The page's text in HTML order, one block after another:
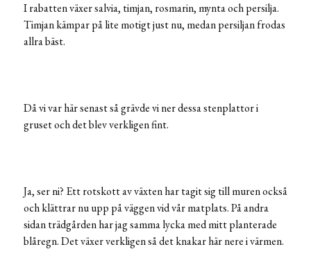
I rabatten växer salvia, timjan, rosmarin, mynta och persilja.
Timjan kämpar på lite motigt just nu, medan persiljan frodas
allra bäst.
Då vi var här senast så grävde vi ner dessa stenplattor i
gruset och det blev verkligen fint.
Ja, ser ni? Ett rotskott av växten har tagit sig till muren också
och klättrar nu upp på väggen vid vår matplats. På andra
sidan trädgården har jag samma lycka med mitt planterade
blåregn. Det växer verkligen så det knakar här nere i värmen.